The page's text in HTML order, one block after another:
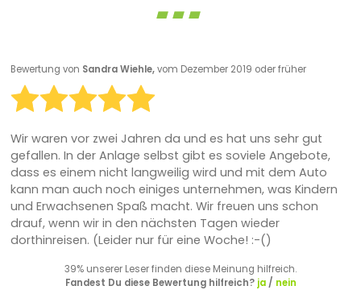
Bewertung von Sandra Wiehle,vom Dezember 2019 oder früher
Wir waren vor zwei Jahren da und es hat uns sehr gut
gefallen. In der Anlage selbst gibt es soviele Angebote,
dass es einem nicht langweilig wird und mit dem Auto
kann man auch noch einiges unternehmen, was Kindern
und Erwachsenen Spaß macht. Wir freuen uns schon
drauf, wenn wir in den nächsten Tagen wieder
dorthinreisen. (Leider nur für eine Woche! :-()
39% unserer Leser finden diese Meinung hilfreich.
Fandest Du diese Bewertung hilfreich? ja/ nein